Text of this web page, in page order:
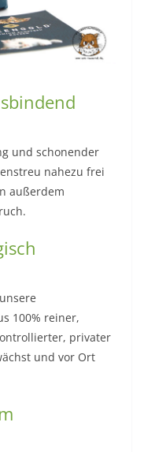
und schonender
nahezu frei
außerdem
100% reiner,
privater
und vor Ort